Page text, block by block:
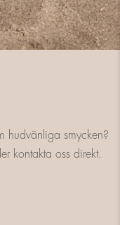
hudvänliga smycken?
kontakta oss direkt.